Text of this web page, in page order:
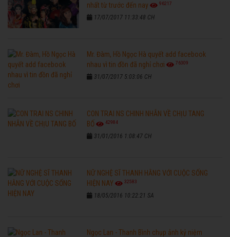
nhất từ trước đến nay
96217
17/07/2017 11:33:48 CH
Mr. Đàm, Hồ Ngọc Hà quyết add facebook
nhau vì tin đồn đã nghỉ chơi
76309
31/07/2017 5:03:06 CH
CON TRAI NS CHINH NHẪN VỀ CHỊU TANG
BỐ
42984
31/01/2016 1:08:47 CH
NỮ NGHỆ SĨ THANH HẰNG VỚI CUỘC SỐNG
HIỆN NAY
32583
18/05/2016 10:22:21 SA
Ngọc Lan - Thanh Bình chụp ảnh kỷ niệm